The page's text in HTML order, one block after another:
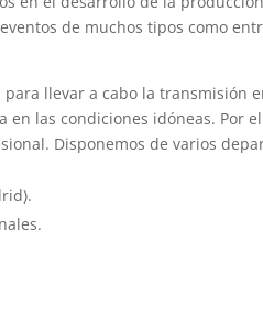
de muchos tipos como
llevar a cabo la transmisión
las condiciones idóneas. Por
Disponemos de varios